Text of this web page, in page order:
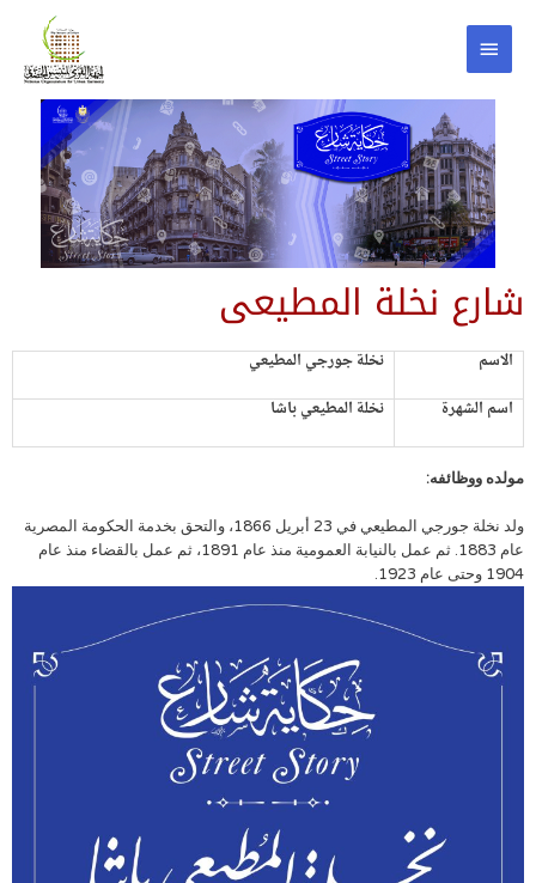
شارع نخلة المطيعى
الاسم
نخلة جورجي المطيعي
اسم الشهرة
نخلة المطيعي باشا
مولده ووظائفه:
ولد نخلة جورجي المطيعي في 23 أبريل 1866، والتحق بخدمة الحكومة المصرية
عام 1883. ثم عمل بالنيابة العمومية منذ عام 1891، ثم عمل بالقضاء منذ عام
1904 وحتى عام 1923.